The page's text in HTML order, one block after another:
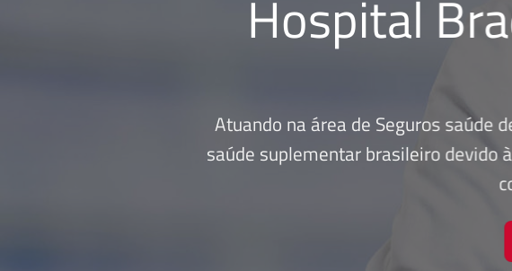
Hospital
Atuando na área de Seguros saúde
saúde suplementar brasileiro devido